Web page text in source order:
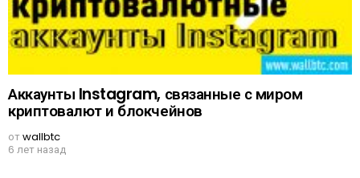
Аккаунты Instagram, связанные с миром
криптовалют и блокчейнов
отwallbtc
6 лет назад